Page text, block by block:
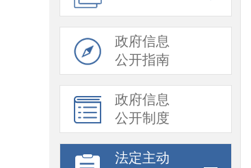
政府信息
公开指南
政府信息
公开制度
法定主动